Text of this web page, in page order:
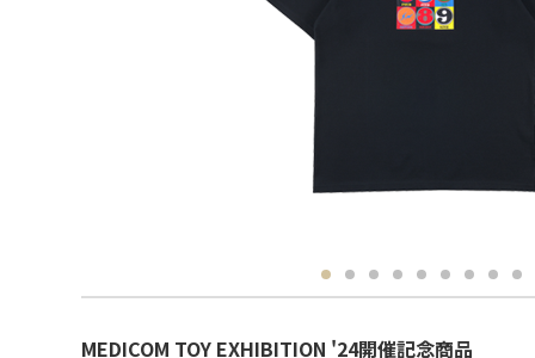
MEDICOM TOY EXHIBITION '24開催記念商品